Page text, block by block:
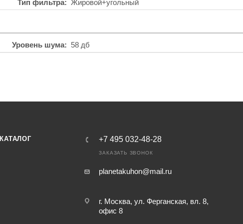
Тип фильтра
Жировой+угольный
Уровень шума 58 дб
КАТАЛОГ +7 495 032-48-28
ЗАКАЗАТЬ ЗВОНОК
planetakuhon@mail.ru
г. Москва, ул. Ферганская, вл. 8,
офис 8